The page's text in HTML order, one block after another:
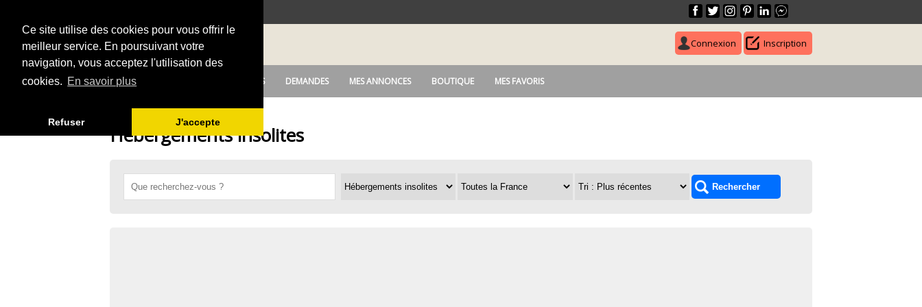
Ce site utilise des cookies pour vous offrir le
meilleur service. En poursuivant votre
navigation, vous acceptez l'utilisation des
cookies. En savoir plus
Refuser J'accepte
Connexion Inscription
DEPOSER UNE ANNONCE OFFRES DEMANDES MES ANNONCES BOUTIQUE MES FAVORIS
Hébergements insolites